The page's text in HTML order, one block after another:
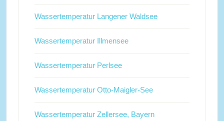
Wassertemperatur Langener Waldsee
Wassertemperatur Illmensee
Wassertemperatur Perlsee
Wassertemperatur Otto-Maigler-See
Wassertemperatur Zellersee, Bayern